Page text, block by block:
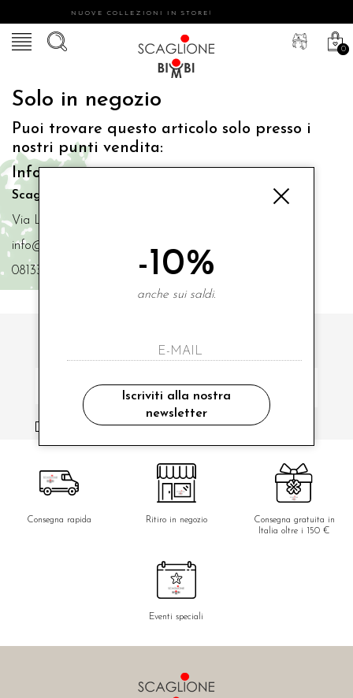
NUOVE COLLEZIONI IN STORE!
0
Solo in negozio
Puoi trovare questo articolo solo presso i
nostri punti vendita:
Info contatti
Scaglione Bimbi di Iacono Maria Angela
Via Luigi Mazzella,73 80077 Ischia
info@scaglionebimbi.com
0813331162
ISCRIVITI ALLA NOSTRA NEWSLETTER
ho letto ed accettato le condizioni sulla privacy.
Consegna rapida Ritiro in negozio
Consegna gratuita in
Italia oltre i 150 €
Eventi speciali
-10%
anche sui saldi.
Iscriviti alla nostra
newsletter